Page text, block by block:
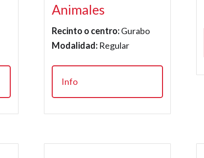
Animales
Recinto o centro:Gurabo
Modalidad: Regular
Info